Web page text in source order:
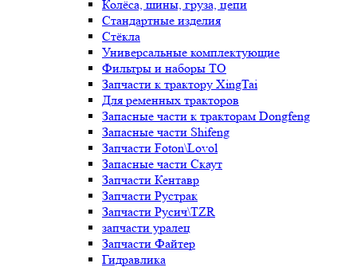
Колёса, шины, груза, цепи
Стандартные изделия
Стёкла
Универсальные комплектующие
Фильтры и наборы ТО
Запчасти к трактору XingTai
Для ременных тракторов
Запасные части к тракторам Dongfeng
Запасные части Shifeng
Запчасти Foton\Lovol
Запасные части Скаут
Запчасти Кентавр
Запчасти Рустрак
Запчасти Русич\TZR
запчасти уралец
Запчасти Файтер
Гидравлика